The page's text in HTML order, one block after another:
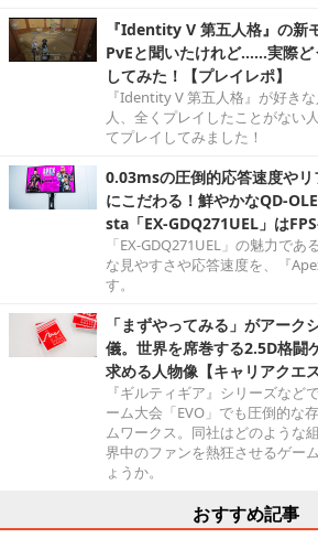
『Identity V 第五人格』の新
PvEと聞いたけれど……実際ど
してみた！【プレイレポ】
『Identity V 第五人格』が好き
人、全くプレイしたことがない
てプレイしてみました！
0.03msの圧倒的応答速度や
にこだわる！鮮やかなQD-
sta「EX-GDQ271UEL」は
「EX-GDQ271UEL」の魅力で
な見やすさや応答速度を、『
す。
「まずやってみる」がアーク
儀。世界を席巻する2.5D格闘
求める人物像【キャリアクエス
『ギルティギア』シリーズなど
ーム大会「EVO」でも圧倒的な
ムワークス。同社はどのような
界中のファンを熱狂させるゲー
ょうか。
おすすめ記事